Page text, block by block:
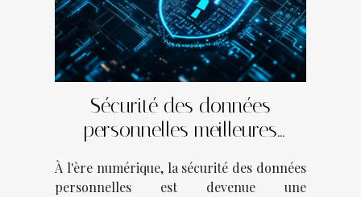
Sécurité des données
personnelles meilleures
pratiques pour les protéger en
ligne
À l'ère numérique, la sécurité des données
personnelles est devenue une